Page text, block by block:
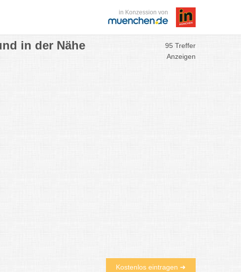
in Konzession von
in der Nähe
95 Treffer
Anzeigen
Kostenlos eintragen ➜